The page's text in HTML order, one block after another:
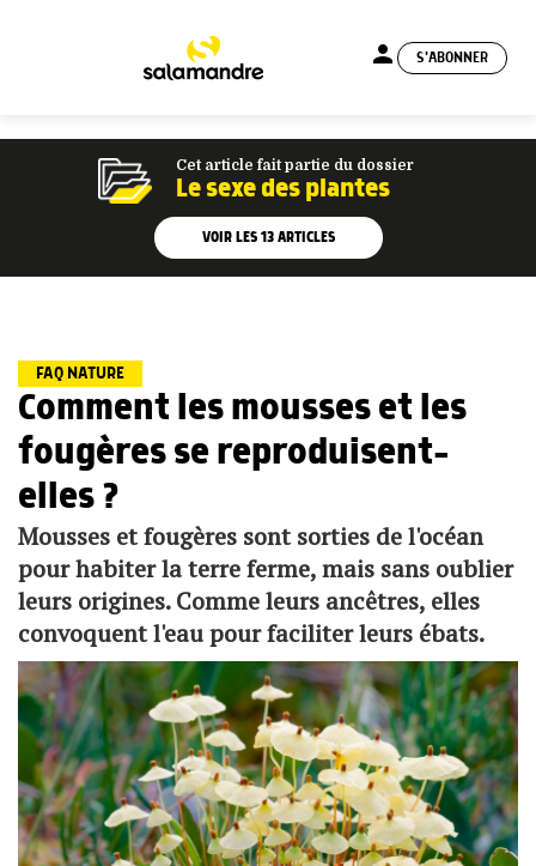
person S'ABONNER
Cet article fait partie du dossier
Le sexe des plantes
VOIR LES 13ARTICLES
FAQ NATURE
Comment les mousses et les
fougères se reproduisent-
elles ?
Mousses et fougères sont sorties de l'océan
pour habiter la terre ferme, mais sans oublier
leurs origines. Comme leurs ancêtres, elles
convoquent l'eau pour faciliter leurs ébats.